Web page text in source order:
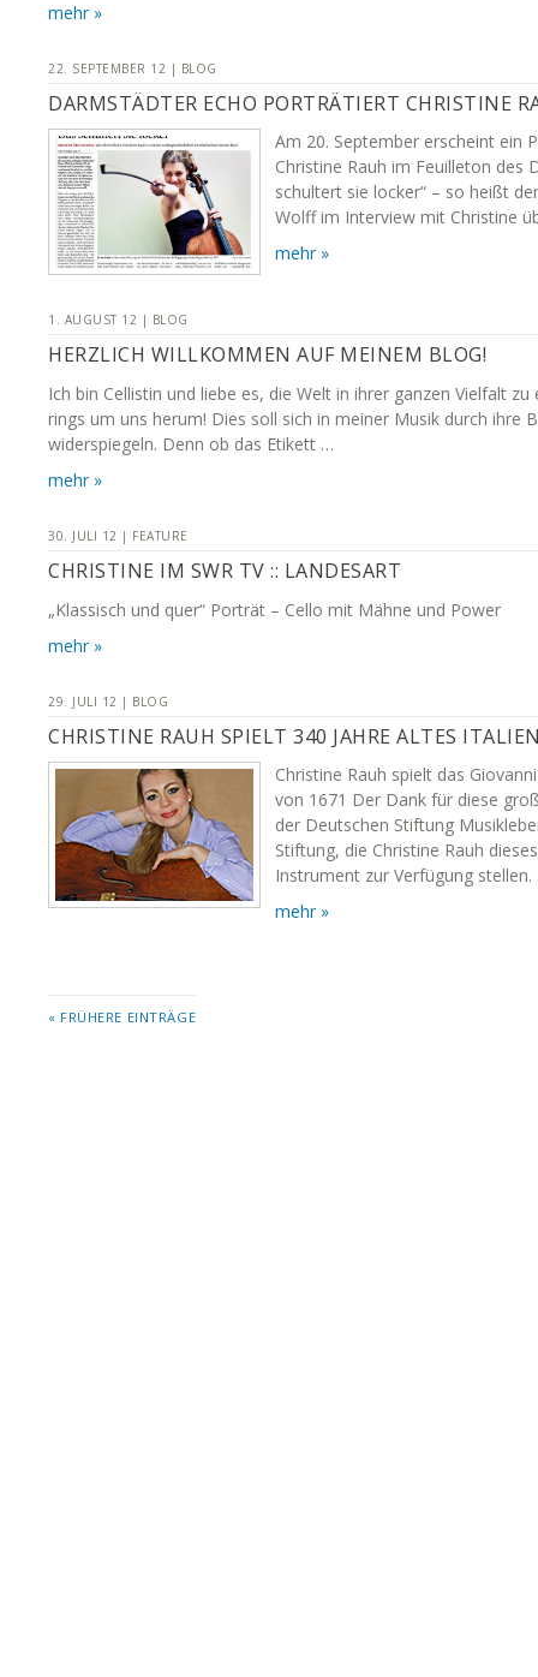
mehr »
22. SEPTEMBER 12 | BLOG
DARMSTÄDTER ECHO PORTRÄTIERT CHRISTINE
Am 20. September erscheint ein
Christine Rauh im Feuilleton des
schultert sie locker“ – so heißt
Wolff im Interview mit Christine
mehr »
1. AUGUST 12 | BLOG
HERZLICH WILLKOMMEN AUF MEINEM BLOG!
Ich bin Cellistin und liebe es, die Welt in ihrer ganzen Vielfalt
rings um uns herum! Dies soll sich in meiner Musik durch ihre
widerspiegeln. Denn ob das Etikett …
mehr »
30. JULI 12 | FEATURE
CHRISTINE IM SWR TV :: LANDESART
„Klassisch und quer“ Porträt – Cello mit Mähne und Power
mehr »
29. JULI 12 | BLOG
CHRISTINE RAUH SPIELT 340 JAHRE ALTES
Christine Rauh spielt das
von 1671 Der Dank für diese
der Deutschen Stiftung
Stiftung, die Christine Rauh
Instrument zur Verfügung
mehr »
« FRÜHERE EINTRÄGE